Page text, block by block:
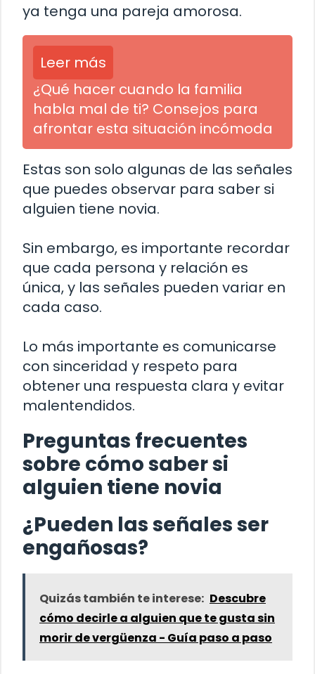
ya tenga una pareja amorosa.
Leer más
¿Qué hacer cuando la familia
habla mal de ti? Consejos para
afrontar esta situación incómoda
Estas son solo algunas de las señales
que puedes observar para saber si
alguien tiene novia.
Sin embargo, es importante recordar
que cada persona y relación es
única, y las señales pueden variar en
cada caso.
Lo más importante es comunicarse
con sinceridad y respeto para
obtener una respuesta clara y evitar
malentendidos.
Preguntas frecuentes
sobre cómo saber si
alguien tiene novia
¿Pueden las señales ser
engañosas?
Quizás también te interese: Descubre
cómo decirle a alguien que te gusta sin
morir de vergüenza - Guía paso a paso